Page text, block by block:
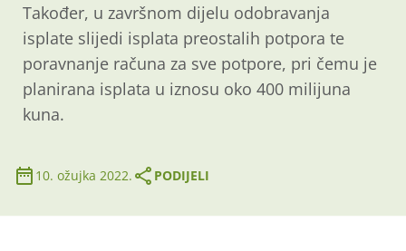
Također, u završnom dijelu odobravanja
isplate slijedi isplata preostalih potpora te
poravnanje računa za sve potpore, pri čemu je
planirana isplata u iznosu oko 400 milijuna
kuna.
10. ožujka 2022. PODIJELI